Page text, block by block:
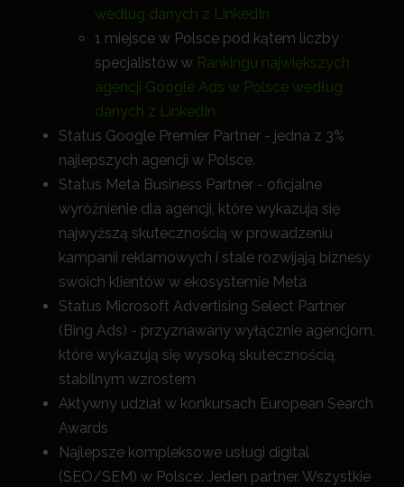
według danych z LinkedIn
1 miejsce w Polsce pod kątem liczby
specjalistów w Rankingu największych
agencji Google Ads w Polsce według
danych z LinkedIn
Status Google Premier Partner - jedna z 3%
najlepszych agencji w Polsce.
Status Meta Business Partner - oficjalne
wyróżnienie dla agencji, które wykazują się
najwyższą skutecznością w prowadzeniu
kampanii reklamowych i stale rozwijają biznesy
swoich klientów w ekosystemie Meta
Status Microsoft Advertising Select Partner
(Bing Ads) - przyznawany wyłącznie agencjom,
które wykazują się wysoką skutecznością,
stabilnym wzrostem
Aktywny udział w konkursach European Search
Awards
Najlepsze kompleksowe usługi digital
(SEO/SEM) w Polsce: Jeden partner. Wszystkie